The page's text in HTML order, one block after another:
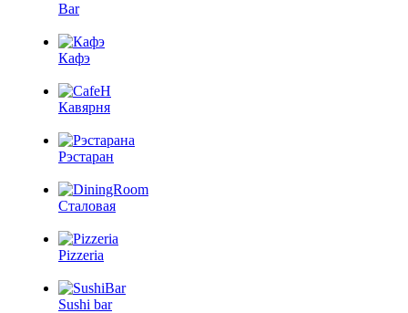
Bar
Кафэ
Кавярня
Рэстаран
Сталовая
Pizzeria
Sushi bar